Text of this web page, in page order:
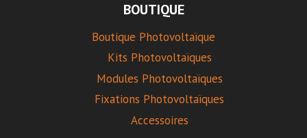
BOUTIQUE
Boutique Photovoltaïque
Kits Photovoltaïques
Modules Photovoltaïques
Fixations Photovoltaïques
Accessoires